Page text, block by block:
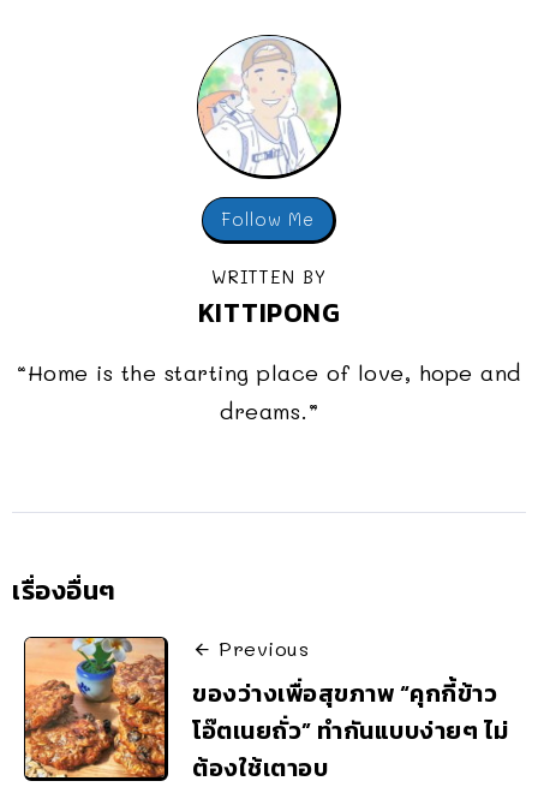
Follow Me
WRITTEN BY
KITTIPONG
“Home is the starting place of love, hope and
dreams.”
เรื่องอื่นๆ
Previous
ของว่างเพื่อสุขภาพ “คุกกี้ข้าว
โอ๊ตเนยถั่ว” ทำกันแบบง่ายๆ ไม่
ต้องใช้เตาอบ